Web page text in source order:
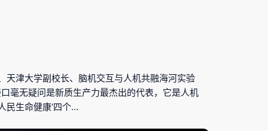
津大学副校长、脑机交互与人机共融海河实验
毫无疑问是新质生产力最杰出的代表，它是人机
民生命健康‘四个…